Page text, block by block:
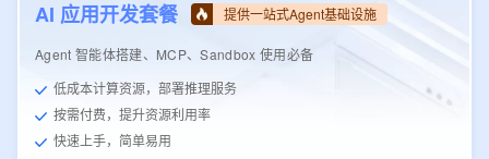
AI 应用开发套餐 提供一站式Agent基础设施
Agent 智能体搭建、MCP、Sandbox 使用必备
低成本计算资源，部署推理服务
按需付费，提升资源利用率
快速上手，简单易用